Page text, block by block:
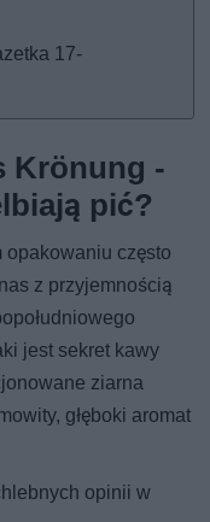
17-
Krönung -
pić?
opakowaniu często
z przyjemnością
jest sekret kawy
ziarna
głęboki aromat
opinii w